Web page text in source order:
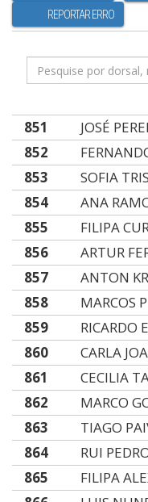
REPORTAR ERRO
851
JOSÉ
852
853
SOFIA
854
ANA
855
FILIPA
856
ARTUR
857
ANTON
858
MARCOS
859
RICARDO
860
CARLA
861
CECILIA
862
MARCO
863
TIAGO
864
RUI
865
FILIPA